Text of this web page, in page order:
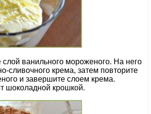
ванильного мороженого. На него
сливочного крема, затем повторите
и завершите слоем крема.
шоколадной крошкой.